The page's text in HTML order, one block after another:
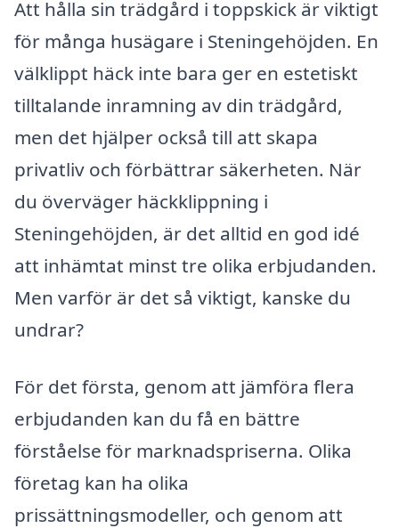
Att hålla sin trädgård i toppskick är viktigt
för många husägare i Steningehöjden. En
välklippt häck inte bara ger en estetiskt
tilltalande inramning av din trädgård,
men det hjälper också till att skapa
privatliv och förbättrar säkerheten. När
du överväger häckklippning i
Steningehöjden, är det alltid en god idé
att inhämtat minst tre olika erbjudanden.
Men varför är det så viktigt, kanske du
undrar?
För det första, genom att jämföra flera
erbjudanden kan du få en bättre
förståelse för marknadspriserna. Olika
företag kan ha olika
prissättningsmodeller, och genom att